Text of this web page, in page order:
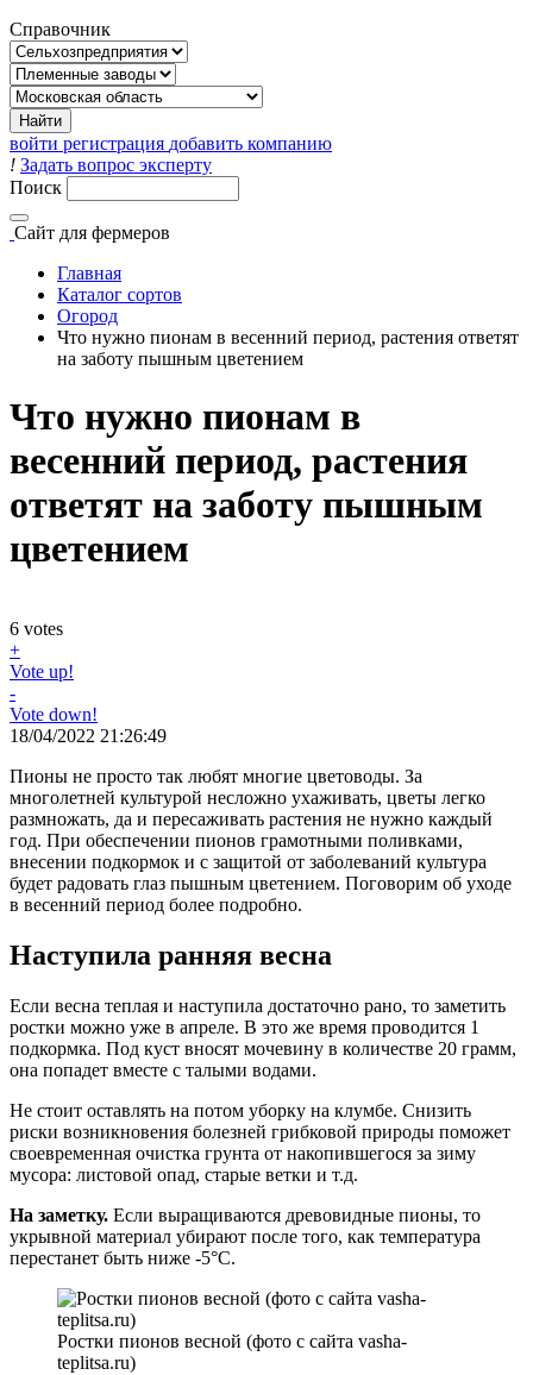
Справочник
войти регистрация добавить компанию
! Задать вопрос эксперту
Поиск
Сайт для фермеров
Главная
Каталог сортов
Огород
Что нужно пионам в весенний период, растения ответят
на заботу пышным цветением
Что нужно пионам в
весенний период, растения
ответят на заботу пышным
цветением
6 votes
+
Vote up!
-
Vote down!
18/04/2022 21:26:49
Пионы не просто так любят многие цветоводы. За
многолетней культурой несложно ухаживать, цветы легко
размножать, да и пересаживать растения не нужно каждый
год. При обеспечении пионов грамотными поливками,
внесении подкормок и с защитой от заболеваний культура
будет радовать глаз пышным цветением. Поговорим об уходе
в весенний период более подробно.
Наступила ранняя весна
Если весна теплая и наступила достаточно рано, то заметить
ростки можно уже в апреле. В это же время проводится 1
подкормка. Под куст вносят мочевину в количестве 20 грамм,
она попадет вместе с талыми водами.
Не стоит оставлять на потом уборку на клумбе. Снизить
риски возникновения болезней грибковой природы поможет
своевременная очистка грунта от накопившегося за зиму
мусора: листовой опад, старые ветки и т.д.
На заметку. Если выращиваются древовидные пионы, то
укрывной материал убирают после того, как температура
перестанет быть ниже -5°С.
Ростки пионов весной (фото с сайта vasha-
teplitsa.ru)